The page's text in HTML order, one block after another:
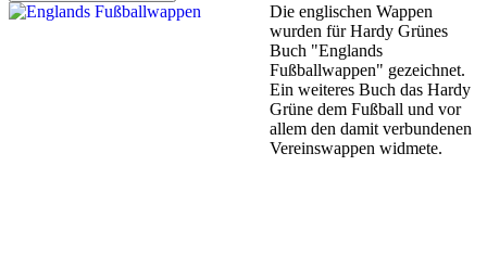
Die englischen Wappen
wurden für Hardy Grünes
Buch "Englands
Fußballwappen" gezeichnet.
Ein weiteres Buch das Hardy
Grüne dem Fußball und vor
allem den damit verbundenen
Vereinswappen widmete.